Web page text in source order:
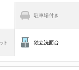
駐車場付き
ト 独立洗面台